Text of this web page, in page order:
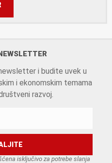
i budite uvek u
i ekonomskim temama
razvoj.
isključivo za potrebe slanja